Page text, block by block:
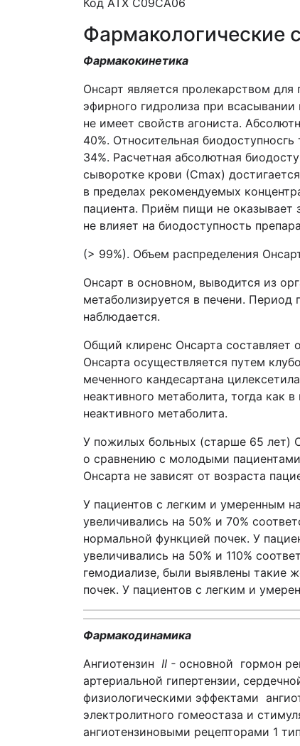
Код АТХ С09СА06
Фармакологические
Фармакокинетика
Онсарт является пролекарством
эфирного гидролиза при
не имеет свойств агониста.
40%. Относительная
34%. Расчетная абсолютная
сыворотке крови (Сmax)
в пределах рекомендуемых
пациента. Приём пищи не оказывает
не влияет на биодоступность
(> 99%). Объем распределения
Онсарт в основном, выводится из
метаболизируется в печени. Период
наблюдается.
Общий клиренс Онсарта составляет
Онсарта осуществляется путем
меченного кандесартана
неактивного метаболита, тогда как
неактивного метаболита.
У пожилых больных (старше 65 лет)
о сравнению с молодыми
Онсарта не зависят от возраста
У пациентов с легким и умеренным
увеличивались на 50% и 70%
нормальной функцией почек. У
увеличивались на 50% и 110%
гемодиализе, были выявлены такие
почек. У пациентов с легким и
Фармакодинамика
Ангиотензин II - основной гормон
артериальной гипертензии,
физиологическими эффектами
электролитного гомеостаза и
ангиотензиновыми рецепторами 1